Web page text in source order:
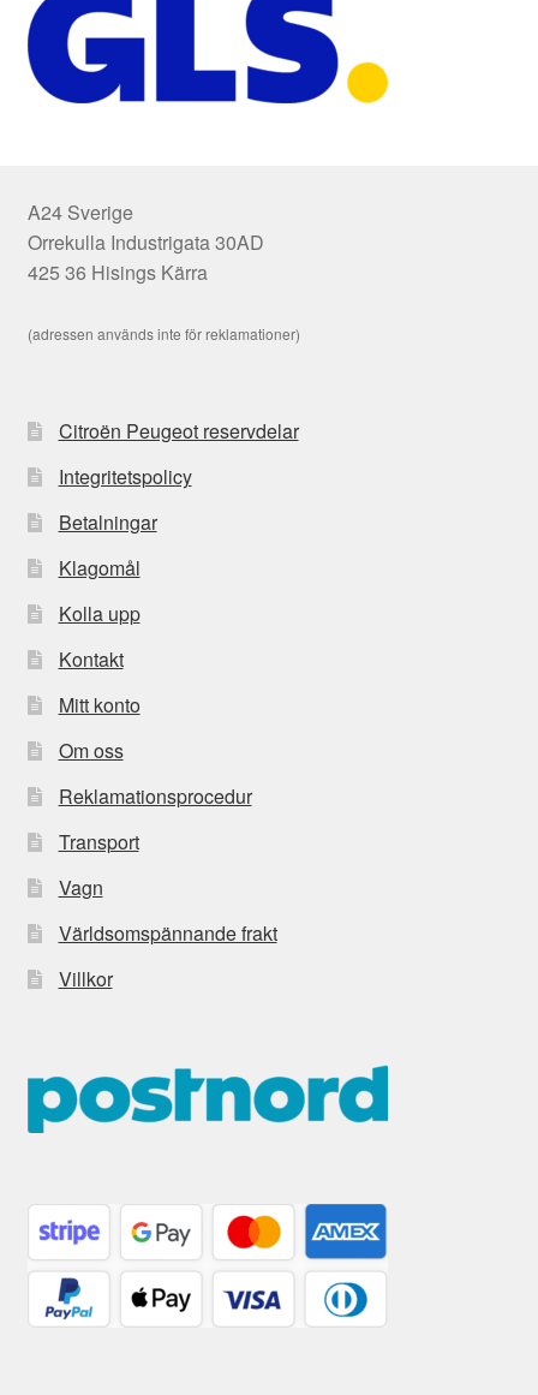
A24 Sverige
Orrekulla Industrigata 30AD
425 36 Hisings Kärra
(adressen används inte för reklamationer)
Citroën Peugeot reservdelar
Integritetspolicy
Betalningar
Klagomål
Kolla upp
Kontakt
Mitt konto
Om oss
Reklamationsprocedur
Transport
Vagn
Världsomspännande frakt
Villkor